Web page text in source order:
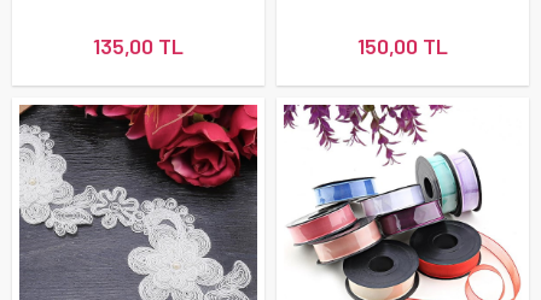
135,00 TL 150,00 TL